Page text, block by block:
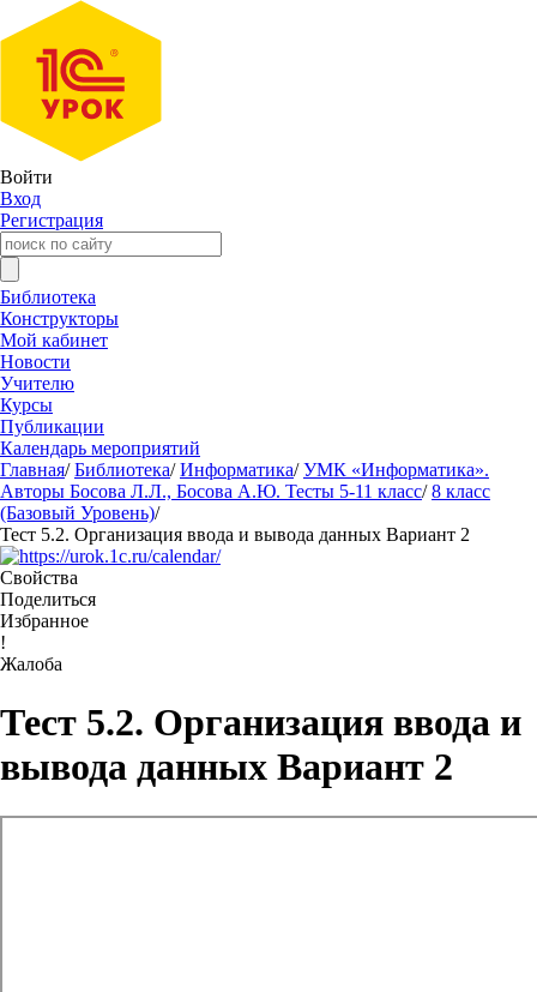
Войти
Вход
Регистрация
Библиотека
Конструкторы
Мой кабинет
Новости
Учителю
Курсы
Публикации
Календарь мероприятий
Главная/ Библиотека/ Информатика/ УМК «Информатика».
Авторы Босова Л.Л., Босова А.Ю. Тесты 5-11 класс/ 8 класс
(Базовый Уровень)/
Тест 5.2. Организация ввода и вывода данных Вариант 2
Свойства
Поделиться
Избранное
!
Жалоба
Тест 5.2. Организация ввода и
вывода данных Вариант 2